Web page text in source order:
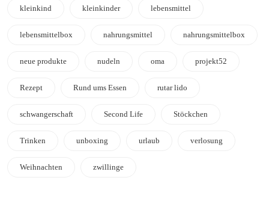
kleinkind kleinkinder lebensmittel
lebensmittelbox nahrungsmittel nahrungsmittelbox
neue produkte nudeln oma projekt52
Rezept Rund ums Essen rutar lido
schwangerschaft Second Life Stöckchen
Trinken unboxing urlaub verlosung
Weihnachten zwillinge